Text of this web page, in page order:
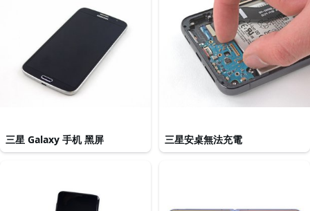
三星 Galaxy 手机 黑屏 三星安桌無法充電